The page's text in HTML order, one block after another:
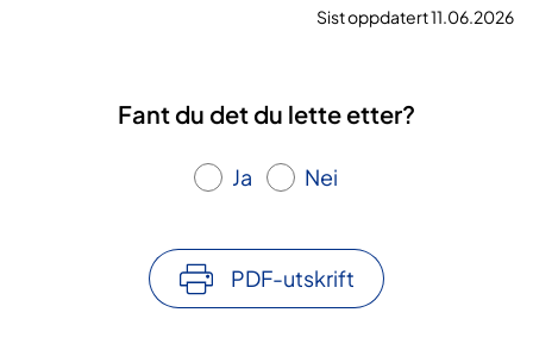
Sist oppdatert 11.06.2026
Fant du det du lette etter?
Ja Nei
PDF-utskrift